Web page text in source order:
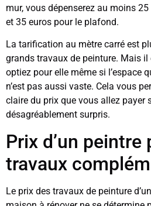
mur, vous dépenserez au moins
et 35 euros pour le plafond.
La tarification au mètre carré est
grands travaux de peinture. Mais
optiez pour elle même si l’espace
n’est pas aussi vaste. Cela vous
claire du prix que vous allez payer
désagréablement surpris.
Prix d’un peintre
travaux
Le prix des travaux de peinture